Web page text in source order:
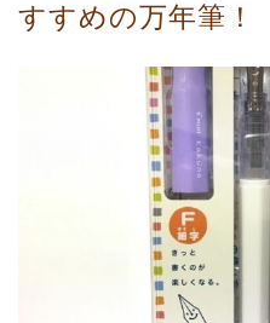
すすめの万年筆！